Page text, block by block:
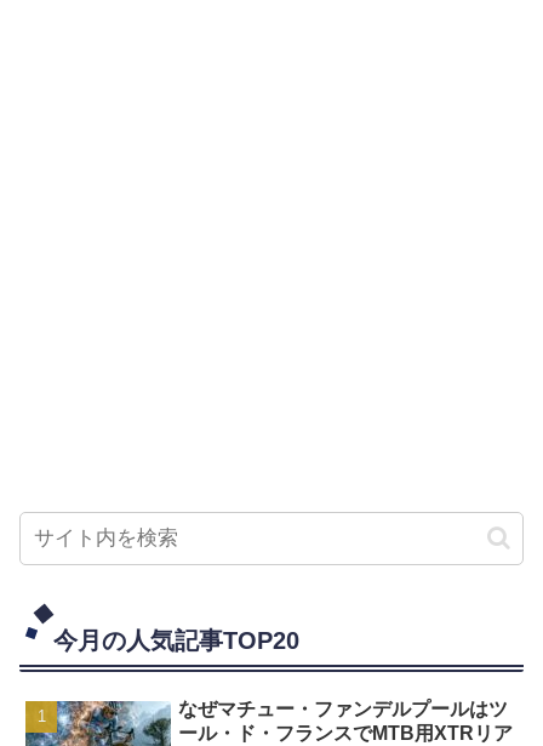
今月の人気記事TOP20
なぜマチュー・ファンデルプールはツ
ール・ド・フランスでMTB用XTRリア